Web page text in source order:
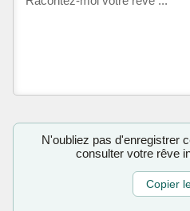
N'oubliez pas d'enregistrer
consulter votre rêve
Copier